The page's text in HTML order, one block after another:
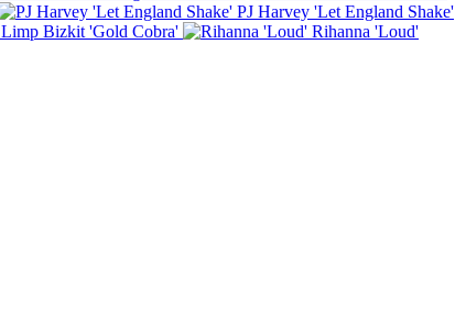
PJ Harvey 'Let England Shake'
Limp Bizkit 'Gold Cobra'
Rihanna 'Loud'